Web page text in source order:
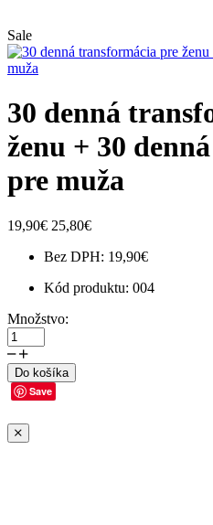
Sale
30 denná
ženu + 30
pre muža
19,90€ 25,80€
Bez DPH: 19,90€
Kód produktu: 004
Množstvo:
Do košíka
Save